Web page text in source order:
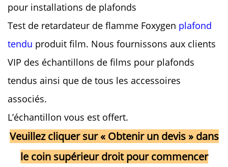
pour installations de plafonds
Test de retardateur de flamme Foxygen plafond
tendu produit film. Nous fournissons aux clients
VIP des échantillons de films pour plafonds
tendus ainsi que de tous les accessoires
associés.
L’échantillon vous est offert.
Veuillez cliquer sur « Obtenir un devis » dans
le coin supérieur droit pour commencer